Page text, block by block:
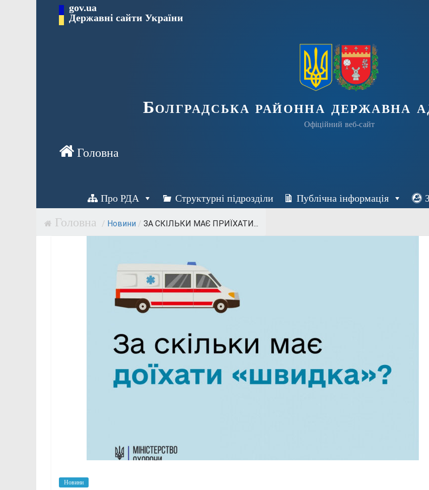
Перейти gov.ua
Державні сайти України
Болградська районна державна
Офіційний веб-сайт
Про РДА Структурні підрозділи Публічна інформація
/ Новини / ЗА СКІЛЬКИ МАЄ ПРИЇХАТИ...
Новини